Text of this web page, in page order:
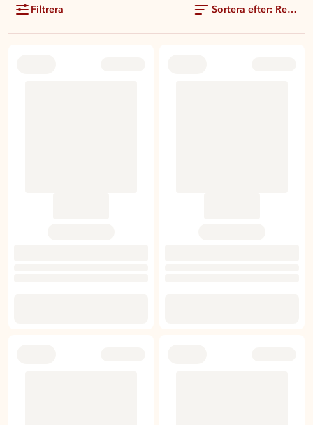
Filtrera Sortera efter: